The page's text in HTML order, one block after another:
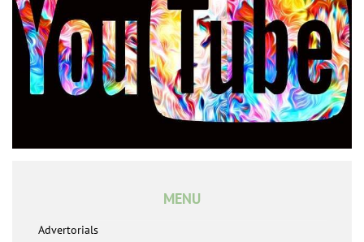
MENU
Advertorials